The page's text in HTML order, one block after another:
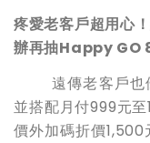
疼愛老客戶超用心
辦再抽Happy GO
遠傳老客戶也優
並搭配月付999元
價外加碼折價